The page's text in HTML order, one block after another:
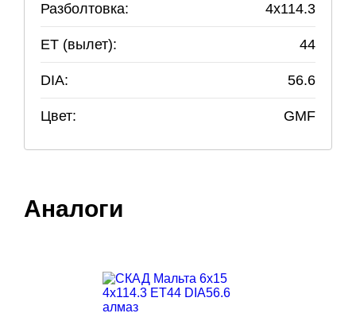
Разболтовка: 4x114.3
ET (вылет): 44
DIA: 56.6
Цвет: GMF
Аналоги